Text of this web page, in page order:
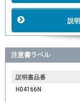
説
注意書ラベル
説明書品番
H04166N